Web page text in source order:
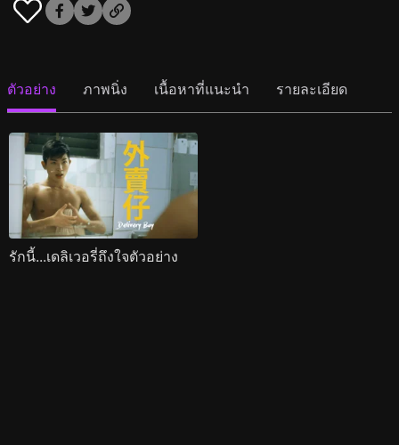
ตัวอย่าง ภาพนิ่ง เนื้อหาที่แนะนำ รายละเอียด
รักนี้...เดลิเวอรี่ถึงใจตัวอย่าง